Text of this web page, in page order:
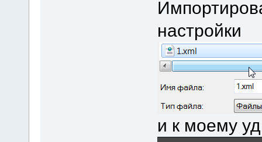
настройки
и к моему